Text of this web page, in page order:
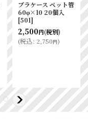
プラケース ペット管
60φ×10 20個入
[501]
2,500円(税別)
(税込: 2,750円)